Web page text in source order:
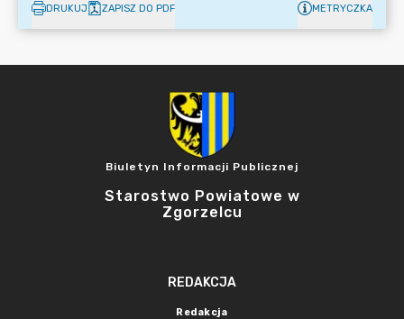
DRUKUJ ZAPISZ DO PDF METRYCZKA
Biuletyn Informacji Publicznej
Starostwo Powiatowe w
Zgorzelcu
REDAKCJA
Redakcja